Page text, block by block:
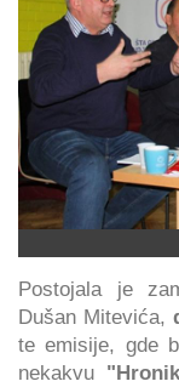
Postojala je
Dušan Mitevića,
te emisije, gde
nekakvu